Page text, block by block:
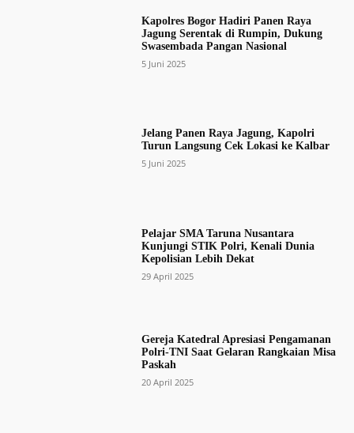
Kapolres Bogor Hadiri Panen Raya
Jagung Serentak di Rumpin, Dukung
Swasembada Pangan Nasional
5 Juni 2025
Jelang Panen Raya Jagung, Kapolri
Turun Langsung Cek Lokasi ke Kalbar
5 Juni 2025
Pelajar SMA Taruna Nusantara
Kunjungi STIK Polri, Kenali Dunia
Kepolisian Lebih Dekat
29 April 2025
Gereja Katedral Apresiasi Pengamanan
Polri-TNI Saat Gelaran Rangkaian Misa
Paskah
20 April 2025